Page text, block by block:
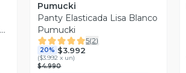
Pumucki
Panty Elasticada Lisa Blanco
Pumucki
5(2)
20% $3.992
($3.992 x un)
$4.990